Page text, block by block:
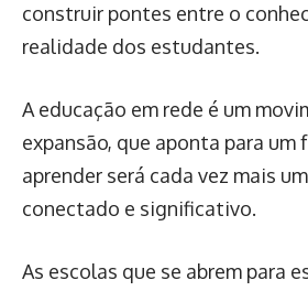
construir pontes entre o
realidade dos estudantes.
A educação em rede é um
expansão, que aponta para um
aprender será cada vez mais
conectado e significativo.
As escolas que se abrem para